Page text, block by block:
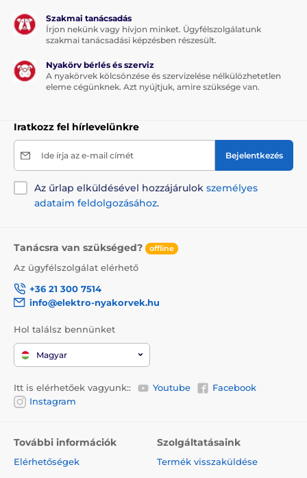
A csomag tartalma:
1 x Petkit alátét etetőtálakhoz
Megjegyzés: A kép csak illusztráció.
A műszaki specifikációk előzetes értesítés nélkül
változhatnak. A képek csak illusztrációk.
Szakmai tanácsadás
Írjon nekünk vagy hívjon minket. Ügyfélszolgálatunk
szakmai tanácsadási képzésben részesült.
Nyakörv bérlés és szerviz
A nyakörvek kölcsönzése és szervizelése nélkülözhetetlen
eleme cégünknek. Azt nyújtjuk, amire szüksége van.
Iratkozz fel hírlevelünkre
Ide írja az e-mail címét Bejelentkezés
Az űrlap elküldésével hozzájárulok személyes
adataim feldolgozásához.
Tanácsra van szükséged? offline
Az ügyfélszolgálat elérhető
+36 21 300 7514
info@elektro-nyakorvek.hu
Hol találsz bennünket
Magyar
Itt is elérhetőek vagyunk:: Youtube
Facebook
Instagram
További információk
Elérhetőségek
Szolgáltatásaink
Termék visszaküldése